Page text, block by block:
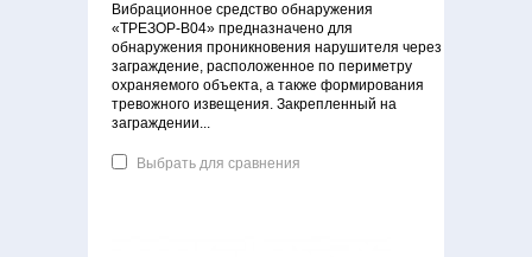
Вибрационное средство обнаружения
«ТРЕЗОР-В04» предназначено для
обнаружения проникновения нарушителя через
заграждение, расположенное по периметру
охраняемого объекта, а также формирования
тревожного извещения. Закрепленный на
заграждении...
Выбрать для сравнения